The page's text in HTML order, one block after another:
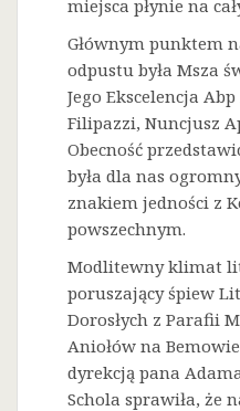
miejsca płynie na
Głównym punktem
odpustu była Msza
Jego Ekscelencja
Filipazzi, Nuncjusz
Obecność
była dla nas
znakiem jedności z
powszechnym.
Modlitewny klimat
poruszający śpiew
Dorosłych z Parafii
Aniołów na
dyrekcją pana
Schola sprawiła, że